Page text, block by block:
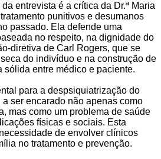
entrevista é a crítica da Dr.ª Maria
punitivos e desumanos
passado. Ela defende uma
no respeito, na dignidade do
diretiva de Carl Rogers, que se
do indivíduo e na construção de
sólida entre médico e paciente.
para a despsiquiatrização do
a ser encarado não apenas como
mas como um problema de saúde
físicas e sociais. Esta
de envolver clínicos
no tratamento e prevenção.